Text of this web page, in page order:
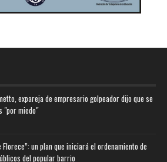
expareja de empresario golpeador dijo que se
"por miedo"
Florece”: un plan que iniciará el ordenamiento de
del popular barrio